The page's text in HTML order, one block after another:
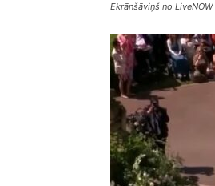
Ekrānšāviņš no